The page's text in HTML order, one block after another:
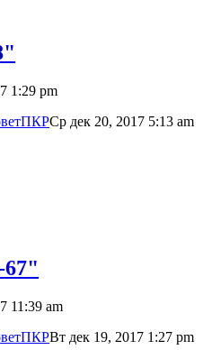
1:29 pm
Ср дек 20, 2017 5:13 am
11:39 am
Вт дек 19, 2017 1:27 pm